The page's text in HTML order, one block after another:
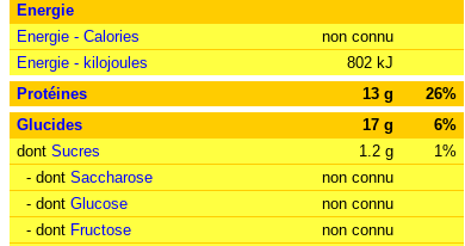
Energie
Energie - Calories
non connu
Energie - kilojoules
802 kJ
Protéines
13 g 26%
Glucides
17 g 6%
dont Sucres 1.2 g 1%
- dont Saccharose
non connu
- dont Glucose
non connu
- dont Fructose
non connu